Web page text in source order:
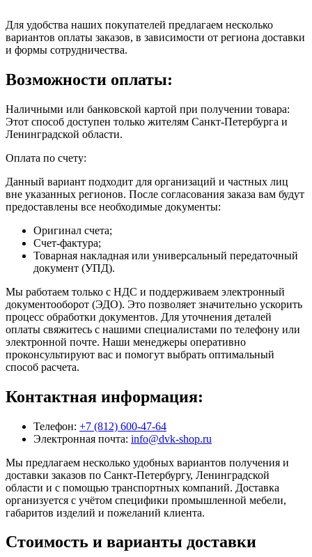
Для удобства наших покупателей предлагаем несколько
вариантов оплаты заказов, в зависимости от региона доставки
и формы сотрудничества.
Возможности оплаты:
Наличными или банковской картой при получении товара:
Этот способ доступен только жителям Санкт-Петербурга и
Ленинградской области.
Оплата по счету:
Данный вариант подходит для организаций и частных лиц
вне указанных регионов. После согласования заказа вам будут
предоставлены все необходимые документы:
Оригинал счета;
Счет-фактура;
Товарная накладная или универсальный передаточный
документ (УПД).
Мы работаем только с НДС и поддерживаем электронный
документооборот (ЭДО). Это позволяет значительно ускорить
процесс обработки документов. Для уточнения деталей
оплаты свяжитесь с нашими специалистами по телефону или
электронной почте. Наши менеджеры оперативно
проконсультируют вас и помогут выбрать оптимальный
способ расчета.
Контактная информация:
Телефон: +7 (812) 600-47-64
Электронная почта: info@dvk-shop.ru
Мы предлагаем несколько удобных вариантов получения и
доставки заказов по Санкт-Петербургу, Ленинградской
области и с помощью транспортных компаний. Доставка
организуется с учётом специфики промышленной мебели,
габаритов изделий и пожеланий клиента.
Стоимость и варианты доставки